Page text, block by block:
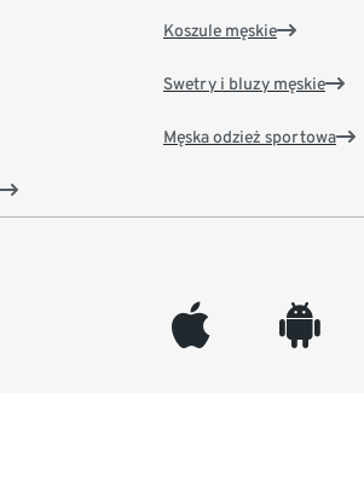
Koszule męskie
Swetry i bluzy męskie
Męska odzież sportowa
appleinc android